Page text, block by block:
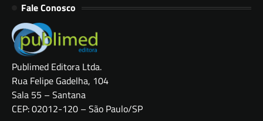
Fale Conosco
Publimed Editora Ltda.
Rua Felipe Gadelha, 104
Sala 55 – Santana
CEP: 02012-120 – São Paulo/SP